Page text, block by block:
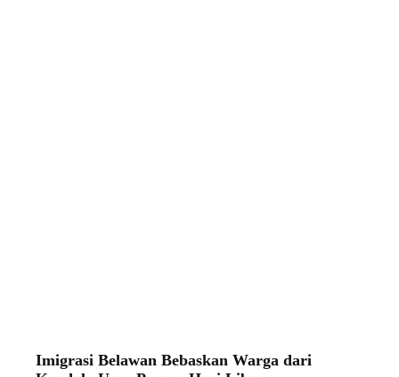
Imigrasi Belawan Bebaskan Warga dari